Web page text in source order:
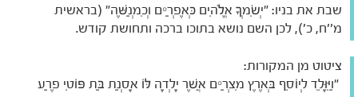
שבת את בניו: "יְשִׂמְךָ אֱלֹהִים כְּאֶפְרַיִם וְכִמְנַשֶּׁה" (בראשית
מ''ח, כ'), לכן השם נושא בתוכו ברכה ותחושת קודש.
ציטוט מן המקורות:
"וַיִּוָּלֵד לְיוֹסֵף בְּאֶרֶץ מִצְרַיִם אֲשֶׁר יָלְדָה לּוֹ אָסְנַת בַּת פּוֹטִי פֶרַע